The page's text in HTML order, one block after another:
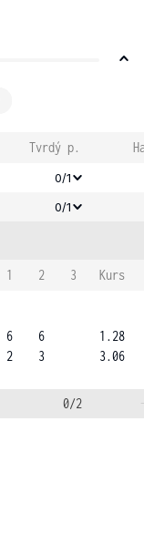
Tvrdý p.
0/1
0/1
1 2 3
Kurs
6
2
6
3
1.28
3.06
0/2